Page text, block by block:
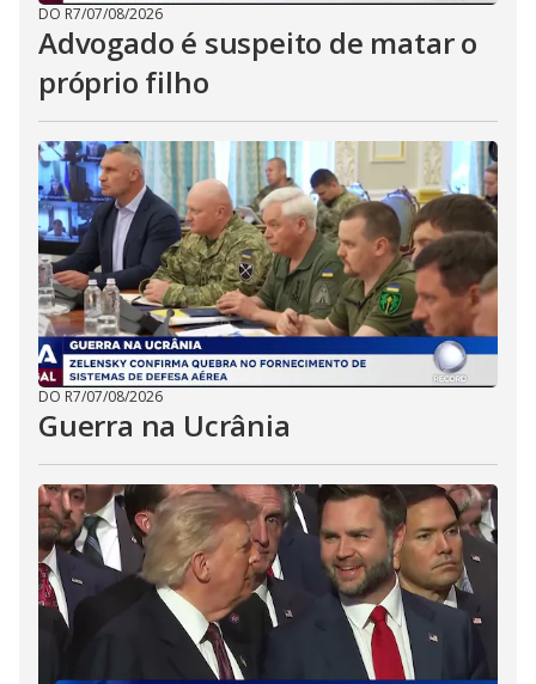
DO R7/07/08/2026
Advogado é suspeito de matar o
próprio filho
DO R7/07/08/2026
Guerra na Ucrânia